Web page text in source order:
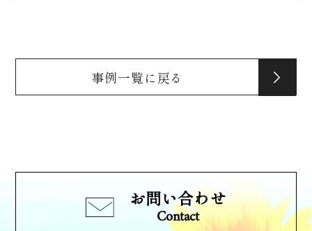
事例一覧に戻る
お問い合わせ
Contact